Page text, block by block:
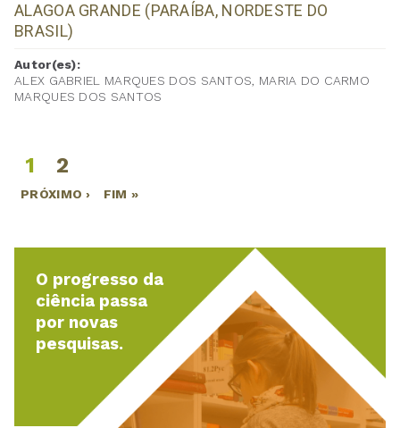
ALAGOA GRANDE (PARAÍBA, NORDESTE DO
BRASIL)
Autor(es):
ALEX GABRIEL MARQUES DOS SANTOS, MARIA DO CARMO
MARQUES DOS SANTOS
Páginas
1 2
PRÓXIMO › FIM »
O progresso da
ciência passa
por novas
pesquisas.